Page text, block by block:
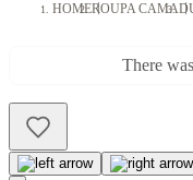
HOMEROUPA CAMA
There